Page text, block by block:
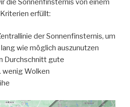
erfüllt:
der Sonnenfinsternis, um
wie möglich auszunutzen
Durchschnitt gute
wenig Wolken